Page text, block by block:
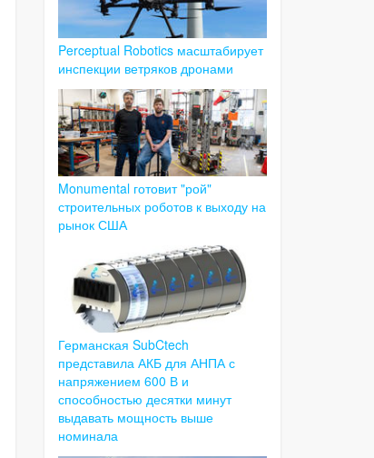
Perceptual Robotics масштабирует
инспекции ветряков дронами
Monumental готовит "рой"
строительных роботов к выходу на
рынок США
Германская SubCtech
представила АКБ для АНПА с
напряжением 600 В и
способностью десятки минут
выдавать мощность выше
номинала